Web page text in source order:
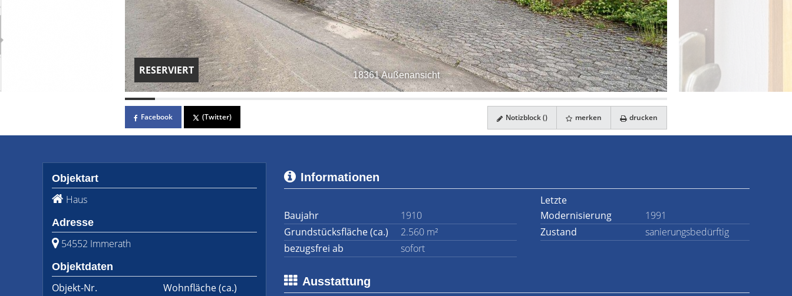
18361 Außenansicht
RESERVIERT
Facebook (Twitter) Notizblock () merken drucken
Objektart
Haus
Adresse
54552 Immerath
Objektdaten
Objekt-Nr.
Wohnfläche(ca.)
Informationen
Baujahr 1910
Letzte
Modernisierung
1991
Grundstücksfläche (ca.)
2.560 m² Zustand
sanierungsbedürftig
bezugsfrei ab
sofort
Ausstattung